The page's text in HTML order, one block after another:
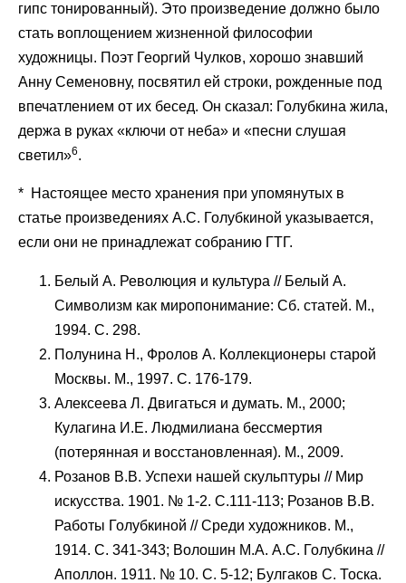
гипс тонированный). Это произведение должно было
стать воплощением жизненной философии
художницы. Поэт Георгий Чулков, хорошо знавший
Анну Семеновну, посвятил ей строки, рожденные под
впечатлением от их бесед. Он сказал: Голубкина жила,
держа в руках «ключи от неба» и «песни слушая
светил»6.
* Настоящее место хранения при упомянутых в
статье произведениях А.С. Голубкиной указывается,
если они не принадлежат собранию ГТГ.
Белый А. Революция и культура // Белый А.
Символизм как миропонимание: Сб. статей. М.,
1994. С. 298.
Полунина Н., Фролов А. Коллекционеры старой
Москвы. М., 1997. С. 176-179.
Алексеева Л. Двигаться и думать. М., 2000;
Кулагина И.Е. Людмилиана бессмертия
(потерянная и восстановленная). М., 2009.
Розанов В.В. Успехи нашей скульптуры // Мир
искусства. 1901. № 1-2. С.111-113; Розанов В.В.
Работы Голубкиной // Среди художников. М.,
1914. С. 341-343; Волошин М.А. А.С. Голубкина //
Аполлон. 1911. № 10. С. 5-12; Булгаков С. Тоска.